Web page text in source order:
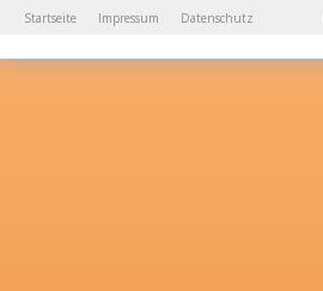
Startseite Impressum Datenschutz